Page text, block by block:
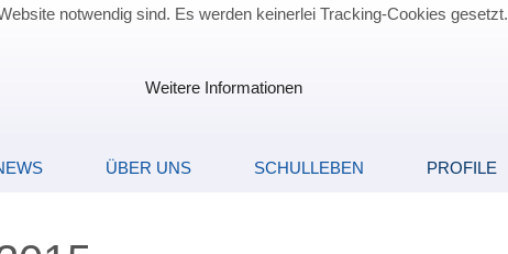
ÜBER UNS SCHULLEBEN PROFILE
notwendig sind. Es werden keinerlei Tracking-Cookies gesetzt.
Weitere Informationen